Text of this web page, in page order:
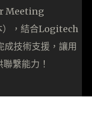
Meeting
），結合Logitech
技術支援，讓用
繫能力！